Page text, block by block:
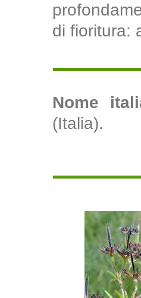
di fioritura:
Nome
(Italia).